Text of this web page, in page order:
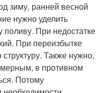
зиму, ранней весной
нужно уделить
При недостатке
При переизбытке
Также нужно,
в противном
Потому